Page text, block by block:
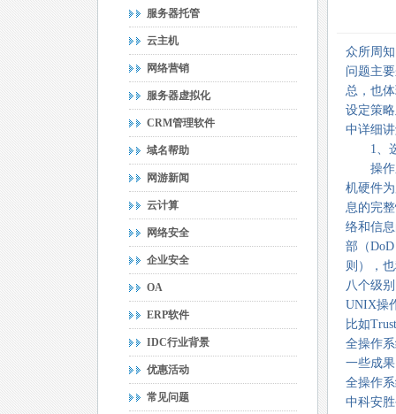
服务器托管
云主机
网络营销
服务器虚拟化
CRM管理软件
域名帮助
网游新闻
云计算
网络安全
企业安全
OA
ERP软件
IDC行业背景
优惠活动
常见问题
众所周
问题主
总，也
设定策
中详细
1、选
操作系
机硬件
息的完
络和信
部（DoD
则），
八个级
UNIX操
比如
全操作
一些成
全操作
中科安